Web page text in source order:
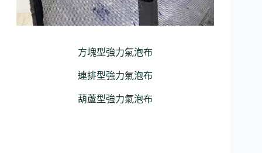
方塊型強力氣泡布
連排型強力氣泡布
葫蘆型強力氣泡布